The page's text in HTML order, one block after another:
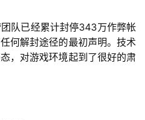
队已经累计封停343万作弊帐
何解封途径的最初声明。技术
，对游戏环境起到了很好的肃